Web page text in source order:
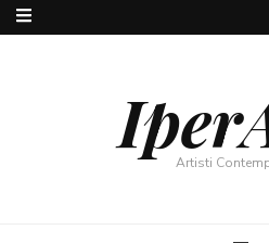
Artisti